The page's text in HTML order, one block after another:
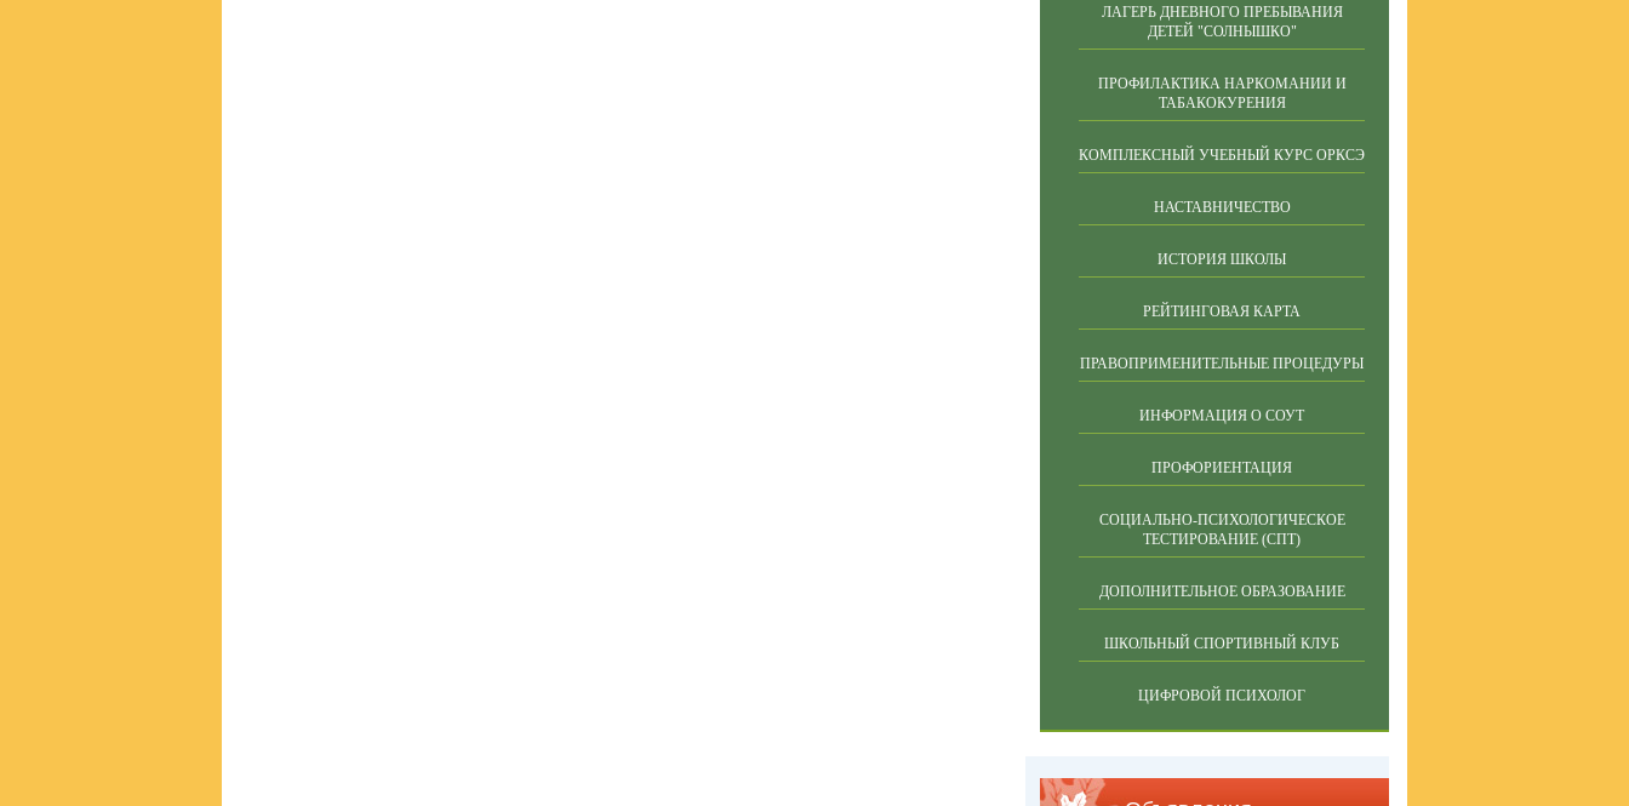
ЛАГЕРЬ ДНЕВНОГО ПРЕБЫВАНИЯ
ДЕТЕЙ "СОЛНЫШКО"
ПРОФИЛАКТИКА НАРКОМАНИИ И
ТАБАКОКУРЕНИЯ
КОМПЛЕКСНЫЙ УЧЕБНЫЙ КУРС ОРКСЭ
НАСТАВНИЧЕСТВО
ИСТОРИЯ ШКОЛЫ
РЕЙТИНГОВАЯ КАРТА
ПРАВОПРИМЕНИТЕЛЬНЫЕ ПРОЦЕДУРЫ
ИНФОРМАЦИЯ О СОУТ
ПРОФОРИЕНТАЦИЯ
СОЦИАЛЬНО-ПСИХОЛОГИЧЕСКОЕ
ТЕСТИРОВАНИЕ (СПТ)
ДОПОЛНИТЕЛЬНОЕ ОБРАЗОВАНИЕ
ШКОЛЬНЫЙ СПОРТИВНЫЙ КЛУБ
ЦИФРОВОЙ ПСИХОЛОГ